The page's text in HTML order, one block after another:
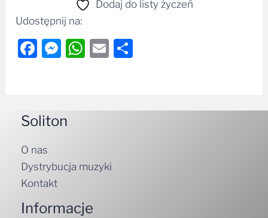
Dodaj do listy życzeń
Udostępnij na:
Facebook
Messenger
WhatsApp
Email
Soliton
O nas
Dystrybucja muzyki
Kontakt
Informacje